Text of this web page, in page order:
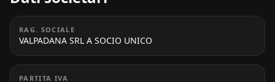
RAG. SOCIALE
VALPADANA SRL A SOCIO UNICO
PARTITA IVA